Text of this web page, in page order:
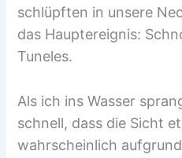
schlüpften in unsere
das Hauptereignis:
Tuneles.
Als ich ins Wasser
schnell, dass die Sicht
wahrscheinlich